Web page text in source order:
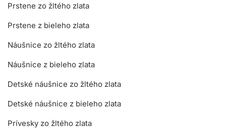
Prstene zo žltého zlata
Prstene z bieleho zlata
Náušnice zo žltého zlata
Náušnice z bieleho zlata
Detské náušnice zo žltého zlata
Detské náušnice z bieleho zlata
Prívesky zo žltého zlata